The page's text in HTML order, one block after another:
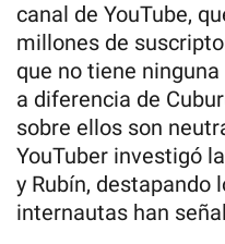
canal de YouTube,
millones de
que no tiene
a diferencia de
sobre ellos son
YouTuber investigó
y Rubín, destapando
internautas han